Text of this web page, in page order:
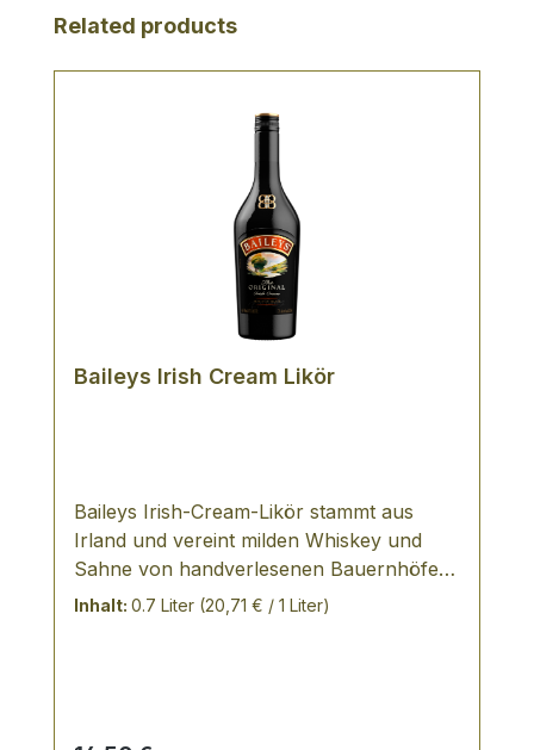
Produktgalerie überspringen
Related products
Baileys Irish Cream Likör
Baileys Irish-Cream-Likör stammt aus
Irland und vereint milden Whiskey und
Sahne von handverlesenen Bauernhöfen
- das einzigartige Rezept von Baileys bleibt
Natürlichkeit des Produktes im
Inhalt: 0.7 Liter (20,71 € / 1 Liter)